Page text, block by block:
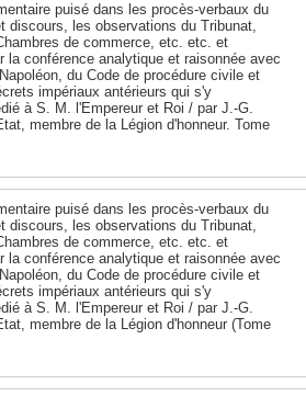
puisé dans les procès-verbaux du
les observations du Tribunat,
de commerce, etc. etc. et
la conférence analytique et raisonnée avec
du Code de procédure civile et
impériaux antérieurs qui s'y
à S. M. l'Empereur et Roi / par J.-G.
membre de la Légion d'honneur. Tome
puisé dans les procès-verbaux du
les observations du Tribunat,
de commerce, etc. etc. et
la conférence analytique et raisonnée avec
du Code de procédure civile et
impériaux antérieurs qui s'y
à S. M. l'Empereur et Roi / par J.-G.
membre de la Légion d'honneur (Tome